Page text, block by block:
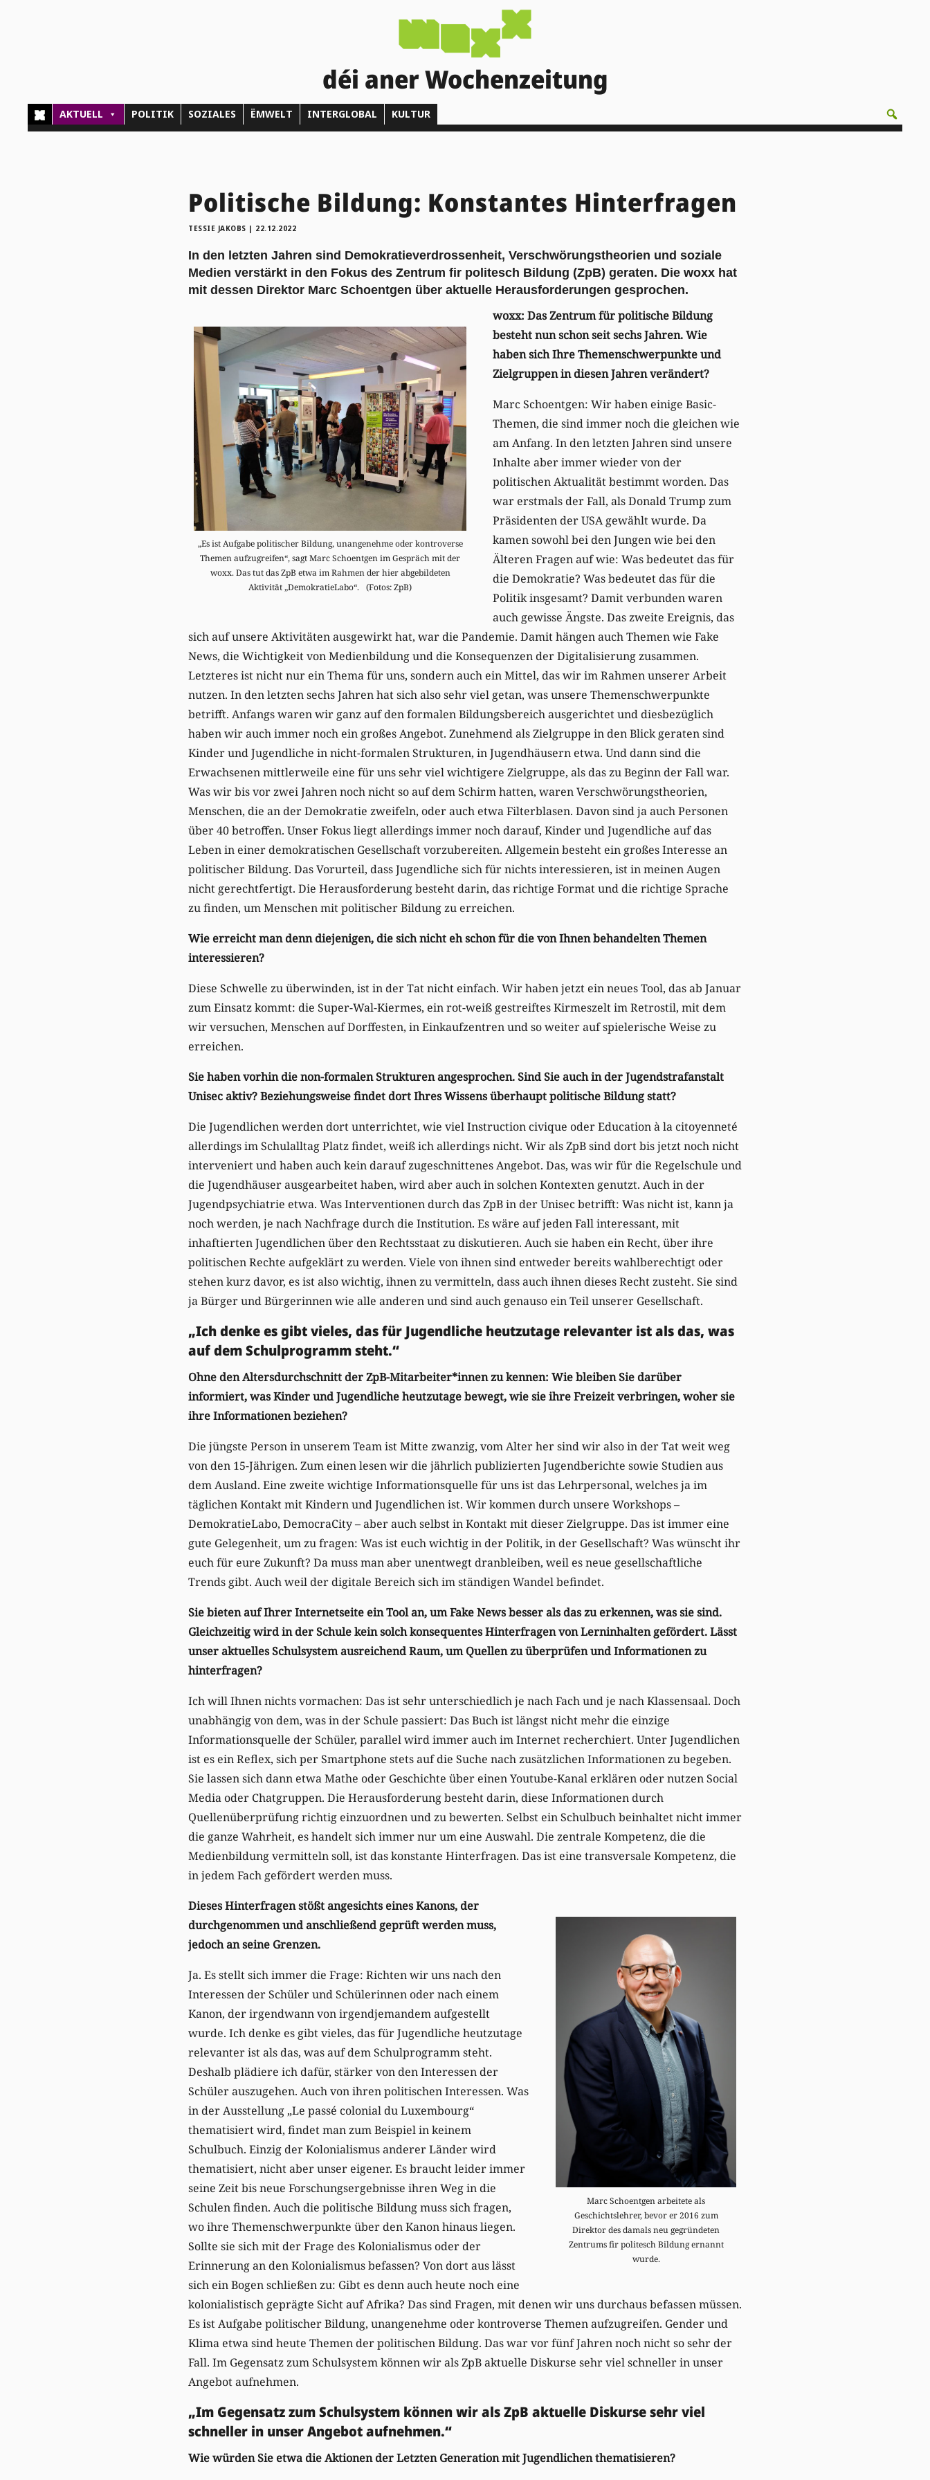
déi aner Wochenzeitung
AKTUELL POLITIK SOZIALES ËMWELT INTERGLOBAL KULTUR
Politische Bildung: Konstantes Hinterfragen
TESSIE JAKOBS | 22.12.2022
In den letzten Jahren sind Demokratieverdrossenheit, Verschwörungstheorien und soziale
Medien verstärkt in den Fokus des Zentrum fir politesch Bildung (ZpB) geraten. Die woxx hat
mit dessen Direktor Marc Schoentgen über aktuelle Herausforderungen gesprochen.
„Es ist Aufgabe politischer Bildung, unangenehme oder kontroverse
Themen aufzugreifen“, sagt Marc Schoentgen im Gespräch mit der
woxx. Das tut das ZpB etwa im Rahmen der hier abgebildeten
Aktivität „DemokratieLabo“. (Fotos: ZpB)
woxx: Das Zentrum für politische Bildung
besteht nun schon seit sechs Jahren. Wie
haben sich Ihre Themenschwerpunkte und
Zielgruppen in diesen Jahren verändert?
Marc Schoentgen: Wir haben einige Basic-
Themen, die sind immer noch die gleichen wie
am Anfang. In den letzten Jahren sind unsere
Inhalte aber immer wieder von der
politischen Aktualität bestimmt worden. Das
war erstmals der Fall, als Donald Trump zum
Präsidenten der USA gewählt wurde. Da
kamen sowohl bei den Jungen wie bei den
Älteren Fragen auf wie: Was bedeutet das für
die Demokratie? Was bedeutet das für die
Politik insgesamt? Damit verbunden waren
auch gewisse Ängste. Das zweite Ereignis, das
sich auf unsere Aktivitäten ausgewirkt hat, war die Pandemie. Damit hängen auch Themen wie Fake
News, die Wichtigkeit von Medienbildung und die Konsequenzen der Digitalisierung zusammen.
Letzteres ist nicht nur ein Thema für uns, sondern auch ein Mittel, das wir im Rahmen unserer Arbeit
nutzen. In den letzten sechs Jahren hat sich also sehr viel getan, was unsere Themenschwerpunkte
betrifft. Anfangs waren wir ganz auf den formalen Bildungsbereich ausgerichtet und diesbezüglich
haben wir auch immer noch ein großes Angebot. Zunehmend als Zielgruppe in den Blick geraten sind
Kinder und Jugendliche in nicht-formalen Strukturen, in Jugendhäusern etwa. Und dann sind die
Erwachsenen mittlerweile eine für uns sehr viel wichtigere Zielgruppe, als das zu Beginn der Fall war.
Was wir bis vor zwei Jahren noch nicht so auf dem Schirm hatten, waren Verschwörungstheorien,
Menschen, die an der Demokratie zweifeln, oder auch etwa Filterblasen. Davon sind ja auch Personen
über 40 betroffen. Unser Fokus liegt allerdings immer noch darauf, Kinder und Jugendliche auf das
Leben in einer demokratischen Gesellschaft vorzubereiten. Allgemein besteht ein großes Interesse an
politischer Bildung. Das Vorurteil, dass Jugendliche sich für nichts interessieren, ist in meinen Augen
nicht gerechtfertigt. Die Herausforderung besteht darin, das richtige Format und die richtige Sprache
zu finden, um Menschen mit politischer Bildung zu erreichen.
Wie erreicht man denn diejenigen, die sich nicht eh schon für die von Ihnen behandelten Themen
interessieren?
Diese Schwelle zu überwinden, ist in der Tat nicht einfach. Wir haben jetzt ein neues Tool, das ab Januar
zum Einsatz kommt: die Super-Wal-Kiermes, ein rot-weiß gestreiftes Kirmeszelt im Retrostil, mit dem
wir versuchen, Menschen auf Dorffesten, in Einkaufzentren und so weiter auf spielerische Weise zu
erreichen.
Sie haben vorhin die non-formalen Strukturen angesprochen. Sind Sie auch in der Jugendstrafanstalt
Unisec aktiv? Beziehungsweise findet dort Ihres Wissens überhaupt politische Bildung statt?
Die Jugendlichen werden dort unterrichtet, wie viel Instruction civique oder Education à la citoyenneté
allerdings im Schulalltag Platz findet, weiß ich allerdings nicht. Wir als ZpB sind dort bis jetzt noch nicht
interveniert und haben auch kein darauf zugeschnittenes Angebot. Das, was wir für die Regelschule und
die Jugendhäuser ausgearbeitet haben, wird aber auch in solchen Kontexten genutzt. Auch in der
Jugendpsychiatrie etwa. Was Interventionen durch das ZpB in der Unisec betrifft: Was nicht ist, kann ja
noch werden, je nach Nachfrage durch die Institution. Es wäre auf jeden Fall interessant, mit
inhaftierten Jugendlichen über den Rechtsstaat zu diskutieren. Auch sie haben ein Recht, über ihre
politischen Rechte aufgeklärt zu werden. Viele von ihnen sind entweder bereits wahlberechtigt oder
stehen kurz davor, es ist also wichtig, ihnen zu vermitteln, dass auch ihnen dieses Recht zusteht. Sie sind
ja Bürger und Bürgerinnen wie alle anderen und sind auch genauso ein Teil unserer Gesellschaft.
„Ich denke es gibt vieles, das für Jugendliche heutzutage relevanter ist als das, was
auf dem Schulprogramm steht.“
Ohne den Altersdurchschnitt der ZpB-Mitarbeiter*innen zu kennen: Wie bleiben Sie darüber
informiert, was Kinder und Jugendliche heutzutage bewegt, wie sie ihre Freizeit verbringen, woher sie
ihre Informationen beziehen?
Die jüngste Person in unserem Team ist Mitte zwanzig, vom Alter her sind wir also in der Tat weit weg
von den 15-Jährigen. Zum einen lesen wir die jährlich publizierten Jugendberichte sowie Studien aus
dem Ausland. Eine zweite wichtige Informationsquelle für uns ist das Lehrpersonal, welches ja im
täglichen Kontakt mit Kindern und Jugendlichen ist. Wir kommen durch unsere Workshops –
DemokratieLabo, DemocraCity – aber auch selbst in Kontakt mit dieser Zielgruppe. Das ist immer eine
gute Gelegenheit, um zu fragen: Was ist euch wichtig in der Politik, in der Gesellschaft? Was wünscht ihr
euch für eure Zukunft? Da muss man aber unentwegt dranbleiben, weil es neue gesellschaftliche
Trends gibt. Auch weil der digitale Bereich sich im ständigen Wandel befindet.
Sie bieten auf Ihrer Internetseite ein Tool an, um Fake News besser als das zu erkennen, was sie sind.
Gleichzeitig wird in der Schule kein solch konsequentes Hinterfragen von Lerninhalten gefördert. Lässt
unser aktuelles Schulsystem ausreichend Raum, um Quellen zu überprüfen und Informationen zu
hinterfragen?
Ich will Ihnen nichts vormachen: Das ist sehr unterschiedlich je nach Fach und je nach Klassensaal. Doch
unabhängig von dem, was in der Schule passiert: Das Buch ist längst nicht mehr die einzige
Informationsquelle der Schüler, parallel wird immer auch im Internet recherchiert. Unter Jugendlichen
ist es ein Reflex, sich per Smartphone stets auf die Suche nach zusätzlichen Informationen zu begeben.
Sie lassen sich dann etwa Mathe oder Geschichte über einen Youtube-Kanal erklären oder nutzen Social
Media oder Chatgruppen. Die Herausforderung besteht darin, diese Informationen durch
Quellenüberprüfung richtig einzuordnen und zu bewerten. Selbst ein Schulbuch beinhaltet nicht immer
die ganze Wahrheit, es handelt sich immer nur um eine Auswahl. Die zentrale Kompetenz, die die
Medienbildung vermitteln soll, ist das konstante Hinterfragen. Das ist eine transversale Kompetenz, die
in jedem Fach gefördert werden muss.
Marc Schoentgen arbeitete als
Geschichtslehrer, bevor er 2016 zum
Direktor des damals neu gegründeten
Zentrums fir politesch Bildung ernannt
wurde.
Dieses Hinterfragen stößt angesichts eines Kanons, der
durchgenommen und anschließend geprüft werden muss,
jedoch an seine Grenzen.
Ja. Es stellt sich immer die Frage: Richten wir uns nach den
Interessen der Schüler und Schülerinnen oder nach einem
Kanon, der irgendwann von irgendjemandem aufgestellt
wurde. Ich denke es gibt vieles, das für Jugendliche heutzutage
relevanter ist als das, was auf dem Schulprogramm steht.
Deshalb plädiere ich dafür, stärker von den Interessen der
Schüler auszugehen. Auch von ihren politischen Interessen. Was
in der Ausstellung „Le passé colonial du Luxembourg“
thematisiert wird, findet man zum Beispiel in keinem
Schulbuch. Einzig der Kolonialismus anderer Länder wird
thematisiert, nicht aber unser eigener. Es braucht leider immer
seine Zeit bis neue Forschungsergebnisse ihren Weg in die
Schulen finden. Auch die politische Bildung muss sich fragen,
wo ihre Themenschwerpunkte über den Kanon hinaus liegen.
Sollte sie sich mit der Frage des Kolonialismus oder der
Erinnerung an den Kolonialismus befassen? Von dort aus lässt
sich ein Bogen schließen zu: Gibt es denn auch heute noch eine
kolonialistisch geprägte Sicht auf Afrika? Das sind Fragen, mit denen wir uns durchaus befassen müssen.
Es ist Aufgabe politischer Bildung, unangenehme oder kontroverse Themen aufzugreifen. Gender und
Klima etwa sind heute Themen der politischen Bildung. Das war vor fünf Jahren noch nicht so sehr der
Fall. Im Gegensatz zum Schulsystem können wir als ZpB aktuelle Diskurse sehr viel schneller in unser
Angebot aufnehmen.
„Im Gegensatz zum Schulsystem können wir als ZpB aktuelle Diskurse sehr viel
schneller in unser Angebot aufnehmen.“
Wie würden Sie etwa die Aktionen der Letzten Generation mit Jugendlichen thematisieren?